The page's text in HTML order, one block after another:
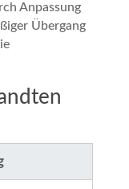
Anpassung
Übergang